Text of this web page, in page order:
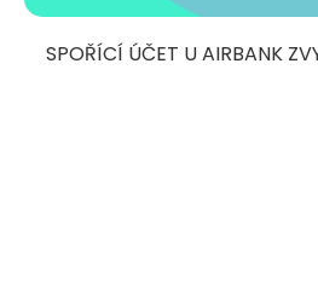
SPOŘÍCÍ ÚČET U AIRBANK